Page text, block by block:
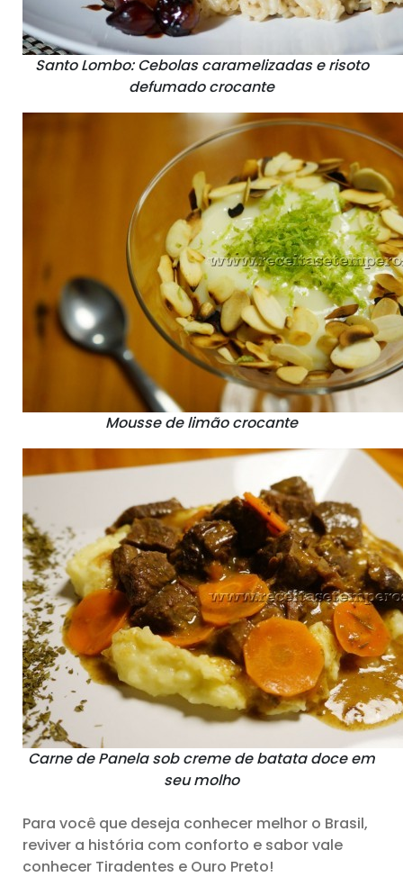
Santo Lombo: Cebolas caramelizadas e risoto
defumado crocante
Mousse de limão crocante
Carne de Panela sob creme de batata doce em
seu molho
Para você que deseja conhecer melhor o Brasil,
reviver a história com conforto e sabor vale
conhecer Tiradentes e Ouro Preto!